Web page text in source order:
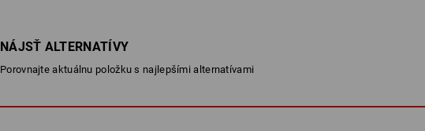
NÁJSŤ ALTERNATÍVY
Porovnajte aktuálnu položku s najlepšími alternatívami